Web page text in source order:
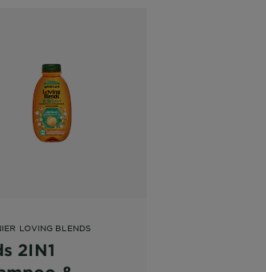
LOVING BLENDS
2IN1